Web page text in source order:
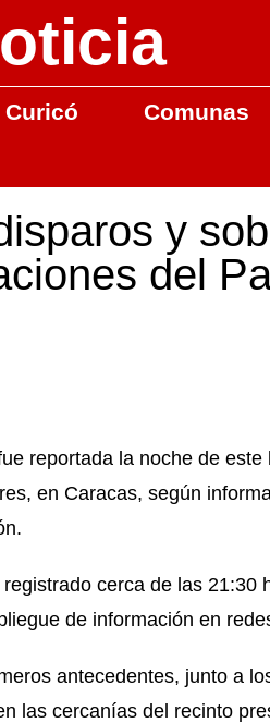
Curicó Comunas
y
del
reportada la noche de
en Caracas, según
cerca de las 21:30
de información en
antecedentes, junto a
las cercanías del recinto